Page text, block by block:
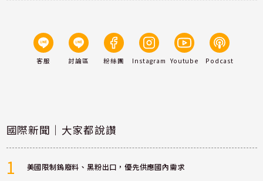
客服 討論區 粉絲團 Instagram Youtube Podcast
國際新聞｜大家都說讚
1 美國限制鎢廢料、黑粉出口，優先供應國內需求